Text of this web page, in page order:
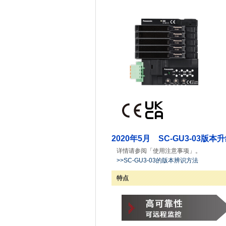
2020年5月 SC-GU3-03版本升
详情请参阅「使用注意事项」。
>>SC-GU3-03的版本辨识方法
特点